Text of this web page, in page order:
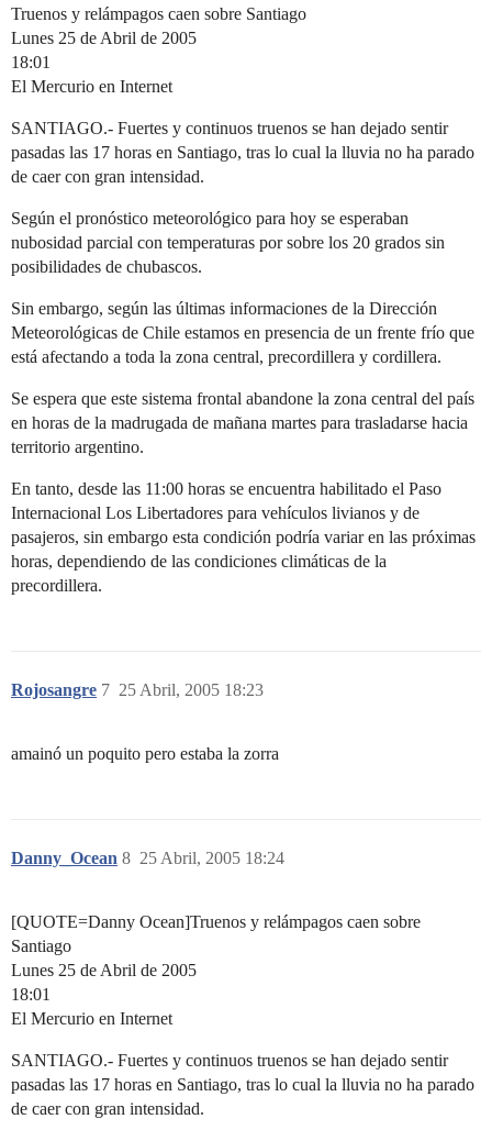
Truenos y relámpagos caen sobre Santiago
Lunes 25 de Abril de 2005
18:01
El Mercurio en Internet
SANTIAGO.- Fuertes y continuos truenos se han dejado sentir
pasadas las 17 horas en Santiago, tras lo cual la lluvia no ha parado
de caer con gran intensidad.
Según el pronóstico meteorológico para hoy se esperaban
nubosidad parcial con temperaturas por sobre los 20 grados sin
posibilidades de chubascos.
Sin embargo, según las últimas informaciones de la Dirección
Meteorológicas de Chile estamos en presencia de un frente frío que
está afectando a toda la zona central, precordillera y cordillera.
Se espera que este sistema frontal abandone la zona central del país
en horas de la madrugada de mañana martes para trasladarse hacia
territorio argentino.
En tanto, desde las 11:00 horas se encuentra habilitado el Paso
Internacional Los Libertadores para vehículos livianos y de
pasajeros, sin embargo esta condición podría variar en las próximas
horas, dependiendo de las condiciones climáticas de la
precordillera.
Rojosangre 25 Abril, 2005 18:23
7
amainó un poquito pero estaba la zorra
Danny_Ocean 25 Abril, 2005 18:24
8
[QUOTE=Danny Ocean]Truenos y relámpagos caen sobre
Santiago
Lunes 25 de Abril de 2005
18:01
El Mercurio en Internet
SANTIAGO.- Fuertes y continuos truenos se han dejado sentir
pasadas las 17 horas en Santiago, tras lo cual la lluvia no ha parado
de caer con gran intensidad.